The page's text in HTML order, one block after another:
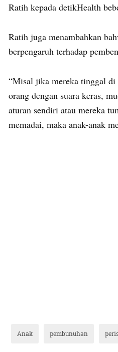
Ratih kepada detikHealth
Ratih juga menambahkan
berpengaruh terhadap
“Misal jika mereka tinggal
orang dengan suara keras,
aturan sendiri atau mereka
memadai, maka anak-anak
Anak pembunuhan